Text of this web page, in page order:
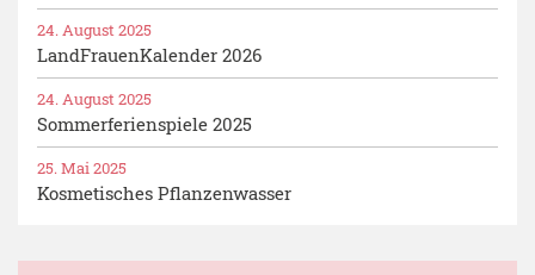
LandFrauenKalender 2026
24. August 2025
Sommerferienspiele 2025
24. August 2025
Kosmetisches Pflanzenwasser
25. Mai 2025